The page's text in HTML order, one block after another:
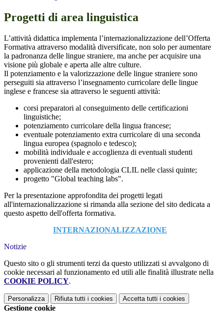
Progetti di area linguistica
L’attività didattica implementa l’internazionalizzazione dell’Offerta
Formativa attraverso modalità diversificate, non solo per aumentare
la padronanza delle lingue straniere, ma anche per acquisire una
visione più globale e aperta alle altre culture.
Il potenziamento e la valorizzazione delle lingue straniere sono
perseguiti sia attraverso l’insegnamento curricolare delle lingue
inglese e francese sia attraverso le seguenti attività:
corsi preparatori al conseguimento delle certificazioni
linguistiche;
potenziamento curricolare della lingua francese;
eventuale potenziamento extra curricolare di una seconda
lingua europea (spagnolo e tedesco);
mobilità individuale e accoglienza di eventuali studenti
provenienti dall'estero;
applicazione della metodologia CLIL nelle classi quinte;
progetto "Global teaching labs".
Per la presentazione approfondita dei progetti legati
all'internazionalizzazione si rimanda alla sezione del sito dedicata a
questo aspetto dell'offerta formativa.
INTERNAZIONALIZZAZIONE
Notizie
Questo sito o gli strumenti terzi da questo utilizzati si avvalgono di
cookie necessari al funzionamento ed utili alle finalità illustrate nella
COOKIE POLICY.
Personalizza Rifiuta tutti i cookies Accetta tutti i cookies
Gestione cookie